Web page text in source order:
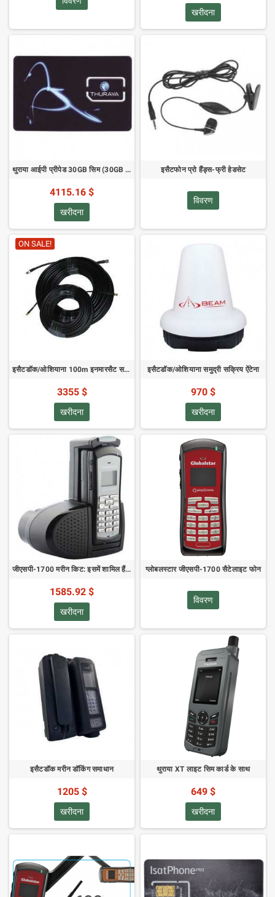
खरीदना
थुराया आईपी प्रीपेड 30GB सिम (30GB लोडेड)
4115.16 $
खरीदना
इसैटफोन प्रो हैंड्स-फ्री हेडसेट
विवरण
ON SALE!
इसैटडॉक/ओशियाना 100m इनमारसैट सक्रिय एंटीना जीपीएस केबल किट्स
3355 $
खरीदना
इसैटडॉक/ओशियाना समुद्री सक्रिय ऐंटेना
970 $
खरीदना
जीएसपी-1700 मरीन किट: इसमें शामिल हैं जीएसपी-1700सी-ईयू, जीआईके-1700-एमआर, जीआईके-86-एक्सटेंड, जीपीएच-1700, जीडीसी-1700-केबल, जी
1585.92 $
खरीदना
ग्लोबलस्टार जीएसपी-1700 सैटेलाइट फोन
विवरण
इसैटडॉक मरीन डॉकिंग समाधान
1205 $
खरीदना
थुराया XT लाइट सिम कार्ड के साथ
649 $
खरीदना